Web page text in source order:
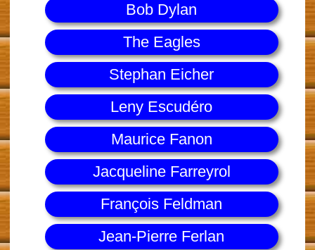
Bob Dylan
The Eagles
Stephan Eicher
Leny Escudéro
Maurice Fanon
Jacqueline Farreyrol
François Feldman
Jean-Pierre Ferlan